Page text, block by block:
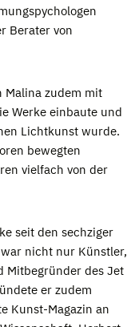
Berater von
Malina zudem mit
Werke einbaute und
Lichtkunst wurde.
bewegten
vielfach von der
seit den sechziger
nicht nur Künstler,
Mitbegründer des Jet
er zudem
Kunst-Magazin an